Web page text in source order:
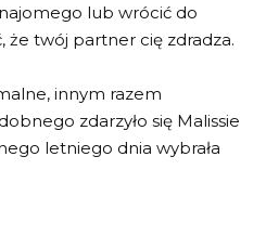
lub wrócić do
że twój partner cię zdradza.
innym razem
zdarzyło się Malissie
letniego dnia wybrała